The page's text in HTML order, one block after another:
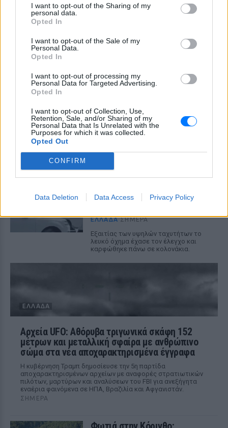
I want to opt-out of the Sharing of my
personal data.
Opted In
I want to opt-out of the Sale of my
Personal Data.
Opted In
I want to opt-out of processing my
Personal Data for Targeted Advertising.
Opted In
I want to opt-out of Collection, Use,
Retention, Sale, and/or Sharing of my
Personal Data that Is Unrelated with the
Purposes for which it was collected.
Opted Out
CONFIRM
Data Deletion Data Access Privacy Policy
Η Jamie Lee Komoroski, με αλκοόλ
αστυνομικό τμήμα αποκαλύπτει τη
συμπεριφορά της λίγο μετά τη μοιραία
Τροχαίο στις Σέρρες: «Έχασα τη
γυναίκα και το παιδί μου, τα
πατέρα
ΕΛΛΆΔΑ ΣΉΜΕΡΑ
Μητέρα 43 ετών και ο 21χρονος γιος της
Καταδίωξη στο κέντρο της
τζάμι του οδηγού – «Μην κάνεις
ΕΛΛΆΔΑ ΣΉΜΕΡΑ
Εξαιτίας των υψηλών ταχυτήτων το
λευκό όχημα έχασε τον έλεγχο και
καρφώθηκε πάνω σε κολονάκια.
ΕΛΛΆΔΑ
Αρχεία UFO: Αθόρυβα τριγωνικά σκάφη 152
μέτρων και μεταλλική σφαίρα με ανθρώπινο
σώμα στα νέα αποχαρακτηρισμένα έγγραφα
Η κυβέρνηση Τραμπ δημοσίευσε την 5η παρτίδα
αποχαρακτηρισμένων αρχείων με αναφορές στρατιωτικών
πιλότων, μαρτύρων και αναλύσεων του FBI για ανεξήγητα
εναέρια φαινόμενα σε ΗΠΑ, Βραζιλία και Αφγανιστάν.
ΣΉΜΕΡΑ